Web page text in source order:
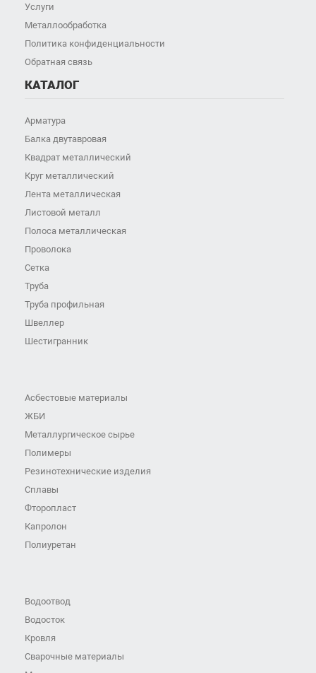
Услуги
Металлообработка
Политика конфиденциальности
Обратная связь
КАТАЛОГ
Арматура
Балка двутавровая
Квадрат металлический
Круг металлический
Лента металлическая
Листовой металл
Полоса металлическая
Проволока
Сетка
Труба
Труба профильная
Швеллер
Шестигранник
Асбестовые материалы
ЖБИ
Металлургическое сырье
Полимеры
Резинотехнические изделия
Сплавы
Фторопласт
Капролон
Полиуретан
Водоотвод
Водосток
Кровля
Сварочные материалы